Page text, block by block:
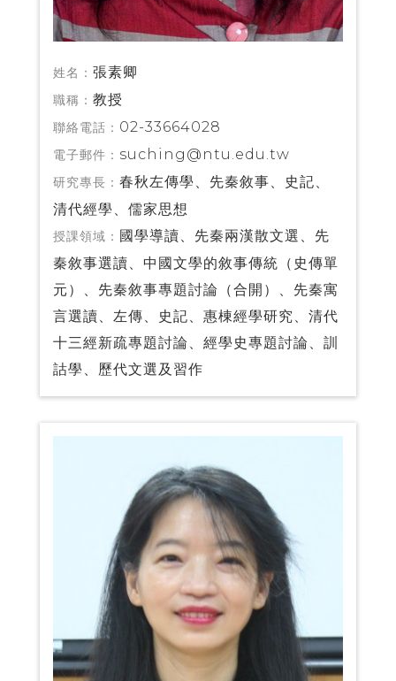
姓名： 張素卿
職稱： 教授
聯絡電話： 02-33664028
電子郵件： suching@ntu.edu.tw
研究專長： 春秋左傳學、先秦敘事、史記、
清代經學、儒家思想
授課領域： 國學導讀、先秦兩漢散文選、先
秦敘事選讀、中國文學的敘事傳統（史傳單
元）、先秦敘事專題討論（合開）、先秦寓
言選讀、左傳、史記、惠棟經學研究、清代
十三經新疏專題討論、經學史專題討論、訓
詁學、歷代文選及習作